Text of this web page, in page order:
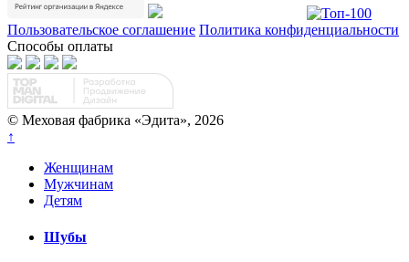
Пользовательское соглашение Политика конфиденциальности
Способы оплаты
© Меховая фабрика «Эдита», 2026
↑
Женщинам
Мужчинам
Детям
Шубы